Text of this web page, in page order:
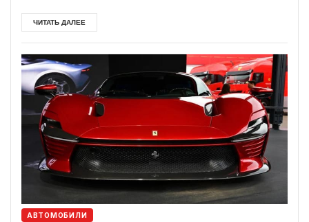
ЧИТАТЬ ДАЛЕЕ
АВТОМОБИЛИ